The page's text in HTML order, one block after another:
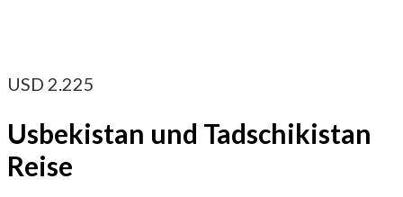
USD 2.225
Usbekistan und Tadschikistan
Reise